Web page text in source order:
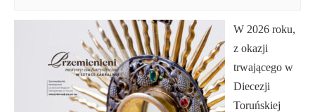
W 2026 roku,
z okazji
trwającego w
Diecezji
Toruńskiej